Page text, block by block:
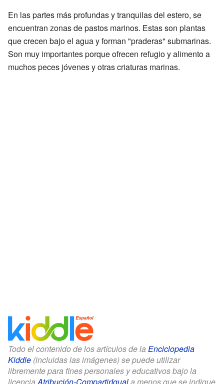
En las partes más profundas y tranquilas del estero, se
encuentran zonas de pastos marinos. Estas son plantas
que crecen bajo el agua y forman "praderas" submarinas.
Son muy importantes porque ofrecen refugio y alimento a
muchos peces jóvenes y otras criaturas marinas.
Todo el contenido de los artículos de la Enciclopedia
Kiddle (incluidas las imágenes) se puede utilizar
libremente para fines personales y educativos bajo la
licencia Atribución-CompartirIguala menos que se indique